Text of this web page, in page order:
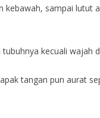
kebawah, sampai
kecuali
tangan pun aurat